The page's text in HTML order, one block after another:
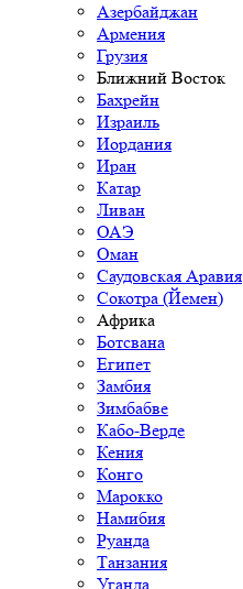
Азербайджан
Армения
Грузия
Ближний Восток
Бахрейн
Израиль
Иордания
Иран
Катар
Ливан
ОАЭ
Оман
Саудовская Аравия
Сокотра (Йемен)
Африка
Ботсвана
Египет
Замбия
Зимбабве
Кабо-Верде
Кения
Конго
Марокко
Намибия
Руанда
Танзания
Уганда